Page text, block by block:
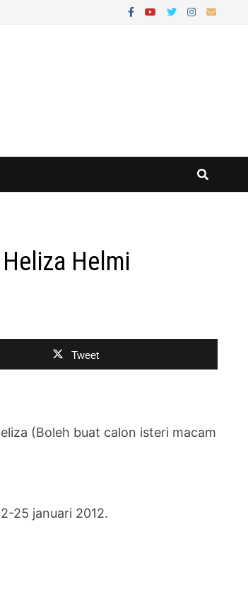
Helmi
Tweet
(Boleh buat calon isteri macam
25 januari 2012.